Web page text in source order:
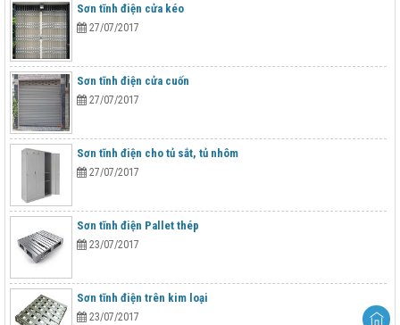
Sơn tĩnh điện cửa kéo
27/07/2017
Sơn tĩnh điện cửa cuốn
27/07/2017
Sơn tĩnh điện cho tủ sắt, tủ nhôm
27/07/2017
Sơn tĩnh điện Pallet thép
23/07/2017
Sơn tĩnh điện trên kim loại
23/07/2017